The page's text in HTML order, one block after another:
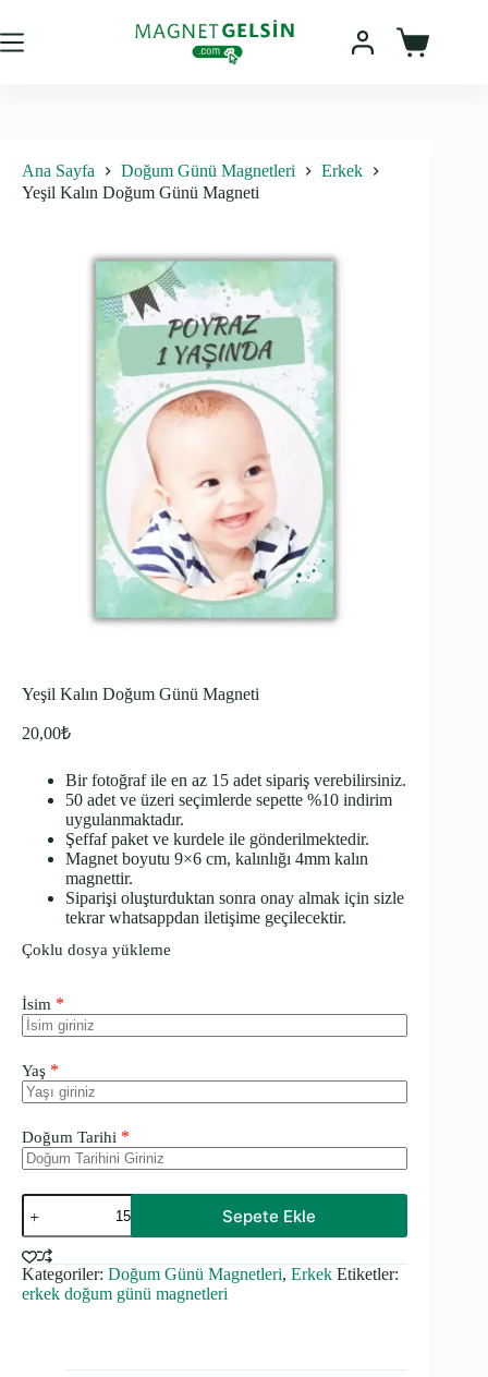
content
Sepet
Ana Sayfa Doğum Günü Magnetleri
Erkek
Yeşil Kalın Doğum Günü Magneti
Yeşil Kalın Doğum Günü Magneti
20,00₺
Bir fotoğraf ile en az 15 adet sipariş verebilirsiniz.
50 adet ve üzeri seçimlerde sepette %10 indirim
uygulanmaktadır.
Şeffaf paket ve kurdele ile gönderilmektedir.
Magnet boyutu 9×6 cm, kalınlığı 4mm kalın
magnettir.
Siparişi oluşturduktan sonra onay almak için sizle
tekrar whatsappdan iletişime geçilecektir.
Çoklu dosya yükleme
İsim *
Yaş *
Doğum Tarihi *
Yeşil
Kalın
Doğum
Günü
Magneti
adet
Sepete Ekle
Kategoriler: Doğum Günü Magnetleri, Erkek Etiketler:
erkek doğum günü magnetleri